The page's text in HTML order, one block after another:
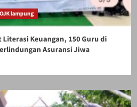
OJK lampung
Literasi Keuangan, 150 Guru di
Asuransi Jiwa